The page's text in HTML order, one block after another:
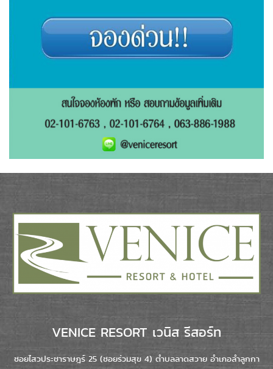
VENICE RESORT เวนิส รีสอร์ท
ซอยไสวประชาราษฎร์ 25 (ซอยร่วมสุข 4) ตำบลลาดสวาย อำเภอลำลูกกา